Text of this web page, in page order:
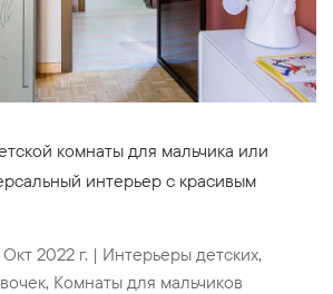
комнаты для мальчика или
интерьер с красивым
2022 г. | Интерьеры детских,
, Комнаты для мальчиков